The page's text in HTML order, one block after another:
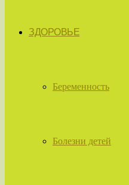
ЗДОРОВЬЕ
Беременность
Болезни детей